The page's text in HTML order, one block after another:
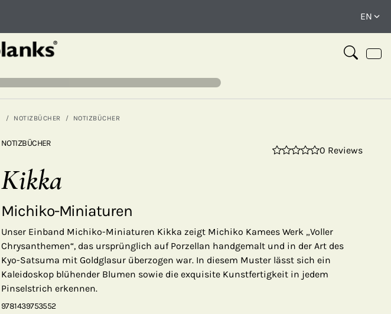
NOTIZBÜCHER NOTIZBÜCHER
NOTIZBÜCHER
0 Reviews
Kikka
Michiko-Miniaturen
Unser Einband Michiko-Miniaturen Kikka zeigt Michiko Kamees Werk „Voller
Chrysanthemen“, das ursprünglich auf Porzellan handgemalt und in der Art des
Kyo-Satsuma mit Goldglasur überzogen war. In diesem Muster lässt sich ein
Kaleidoskop blühender Blumen sowie die exquisite Kunstfertigkeit in jedem
Pinselstrich erkennen.
9781439753552